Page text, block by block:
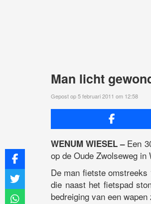
Man licht
Gepost op 5 februari 2011 om 12:58
WENUM WIESEL –Een
op de Oude Zwolseweg
De man fietste omstreeks
die naast het fietspad
bedreiging van een